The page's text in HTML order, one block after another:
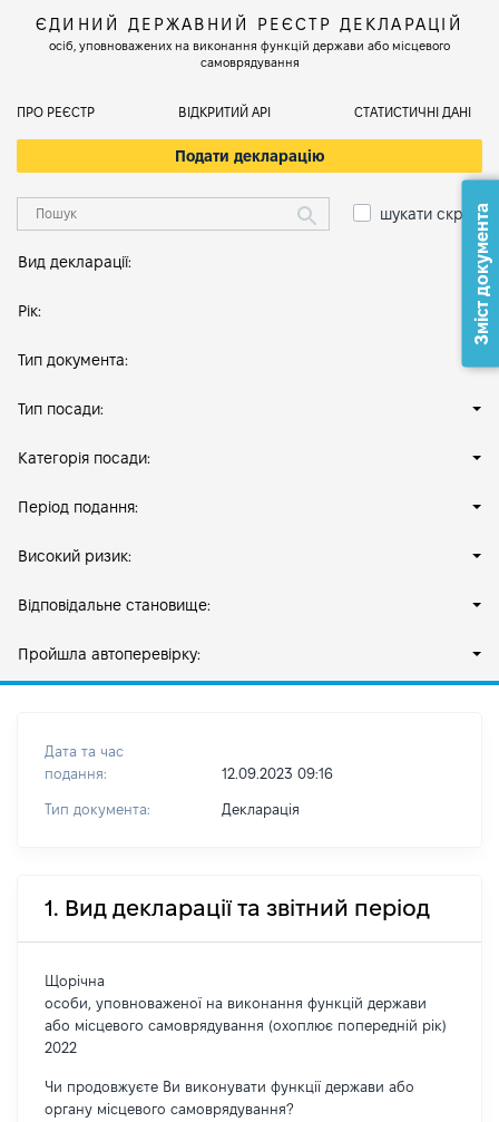
ЄДИНИЙ ДЕРЖАВНИЙ РЕЄСТР ДЕКЛАРАЦІЙ
осіб, уповноважених на виконання функцій держави або місцевого
самоврядування
ПРО РЕЄСТР ВІДКРИТИЙ АРІ СТАТИСТИЧНІ ДАНІ
Подати декларацію
шукати скрізь
Вид декларації:
Рік:
Тип документа:
Тип посади:
Категорія посади:
Період подання:
Високий ризик:
Відповідальне становище:
Пройшла автоперевірку:
Дата та час
подання:
12.09.2023 09:16
Тип документа: Декларація
1. Вид декларації та звітний період
Щорічна
особи, уповноваженої на виконання функцій держави
або місцевого самоврядування (охоплює попередній рік)
2022
Чи продовжуєте Ви виконувати функції держави або
органу місцевого самоврядування?
Зміст документа